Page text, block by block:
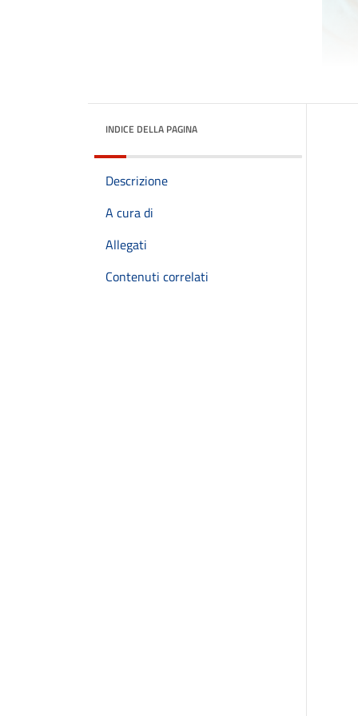
INDICE DELLA PAGINA
Descrizione
A cura di
Allegati
Contenuti correlati